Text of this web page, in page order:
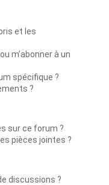
et les
m’abonner à un
spécifique ?
?
sur ce forum ?
pièces jointes ?
discussions ?